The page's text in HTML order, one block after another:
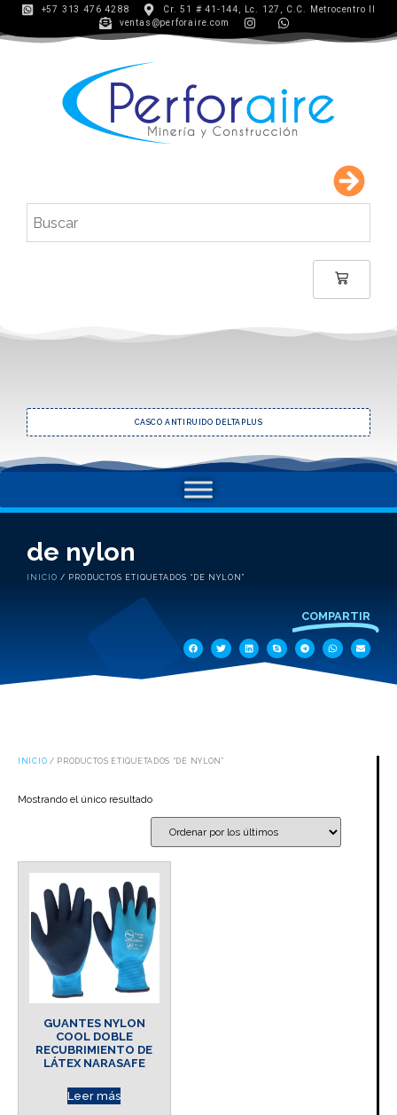
+57 313 476 4288
Cr. 51 # 41-144, Lc. 127, C.C. Metrocentro II
ventas@perforaire.com
CASCO ANTIRUIDO DELTAPLUS
de nylon
INICIO / PRODUCTOS ETIQUETADOS “DE NYLON”
COMPARTIR
INICIO / PRODUCTOS ETIQUETADOS “DE NYLON”
Mostrando el único resultado
GUANTES NYLON
COOL DOBLE
RECUBRIMIENTO DE
LÁTEX NARASAFE
Leer más